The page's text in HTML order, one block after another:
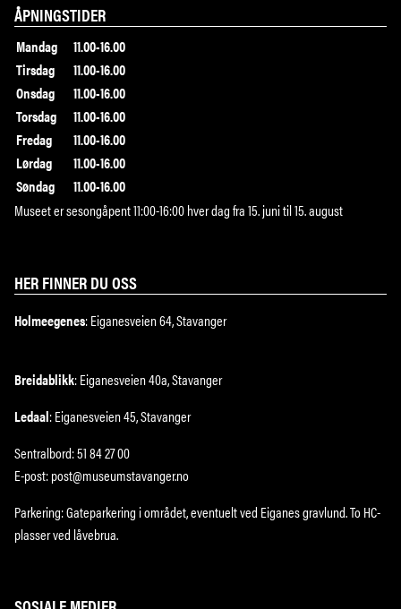
ÅPNINGSTIDER
Mandag
11.00-16.00
Tirsdag
11.00-16.00
Onsdag
11.00-16.00
Torsdag
11.00-16.00
Fredag
11.00-16.00
Lørdag
11.00-16.00
Søndag
11.00-16.00
Museet er sesongåpent 11:00-16:00 hver dag fra 15. juni til 15. august
HER FINNER DU OSS
Holmeegenes: Eiganesveien 64, Stavanger
Breidablikk: Eiganesveien 40a, Stavanger
Ledaal: Eiganesveien 45, Stavanger
Sentralbord: 51 84 27 00
E-post: post@museumstavanger.no
Parkering: Gateparkering i området, eventuelt ved Eiganes gravlund. To HC-
plasser ved låvebrua.